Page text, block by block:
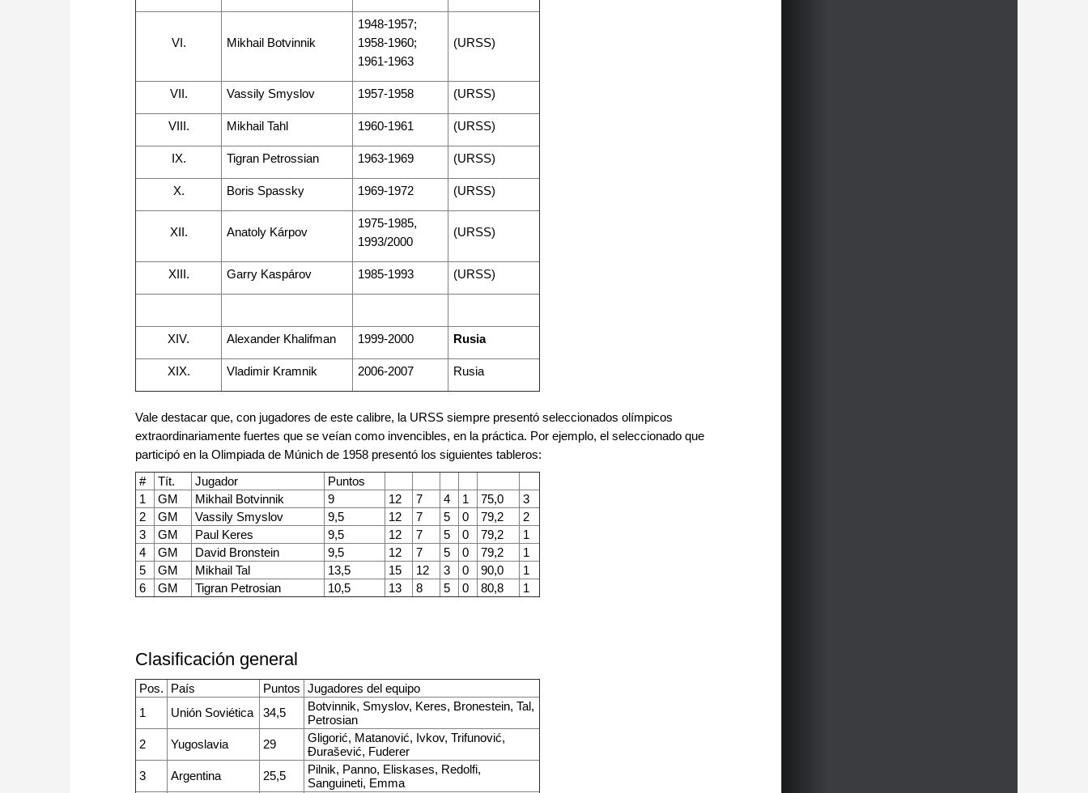
VI. Mikhail Botvinnik
1948-1957;
1958-1960;
1961-1963
(URSS)
VII. Vassily Smyslov 1957-1958 (URSS)
VIII. Mikhail Tahl 1960-1961 (URSS)
IX. Tigran Petrossian 1963-1969 (URSS)
X. Boris Spassky 1969-1972 (URSS)
XII. Anatoly Kárpov
1975-1985,
1993/2000
(URSS)
XIII. Garry Kaspárov 1985-1993 (URSS)
XIV. Alexander Khalifman 1999-2000 Rusia
XIX. Vladimir Kramnik 2006-2007 Rusia
Vale destacar que, con jugadores de este calibre, la URSS siempre presentó seleccionados olímpicos
extraordinariamente fuertes que se veían como invencibles, en la práctica. Por ejemplo, el seleccionado que
participó en la Olimpiada de Múnich de 1958 presentó los siguientes tableros:
#
Tít. Jugador
Puntos
1
GM Mikhail Botvinnik 9 12 7 4 1 75,0
3
2
GM Vassily Smyslov 9,5 12 7 5 0 79,2
2
3
GM Paul Keres 9,5 12 7 5 0 79,2
1
4
GM David Bronstein 9,5 12 7 5 0 79,2
1
5
GM Mikhail Tal 13,5 15 12 3 0 90,0
1
6
GM Tigran Petrosian 10,5 13 8 5 0 80,8 1
Clasificación general
Pos. País Puntos Jugadores del equipo
1
Unión Soviética 34,5
Botvinnik, Smyslov, Keres, Bronestein, Tal,
Petrosian
2
Yugoslavia 29
Gligorić, Matanović, Ivkov, Trifunović,
Đurašević, Fuderer
3
Argentina 25,5
Pilnik, Panno, Eliskases, Redolfi,
Sanguineti, Emma